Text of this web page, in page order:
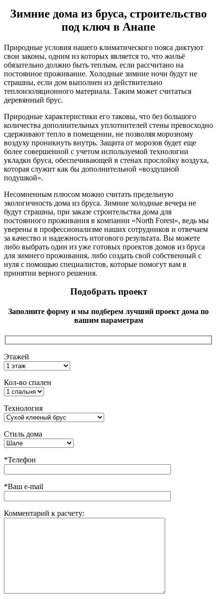
Зимние дома из бруса, строительство
под ключ в Анапе
Природные условия нашего климатического пояса диктуют
свои законы, одним из которых является то, что жильё
обязательно должно быть теплым, если рассчитано на
постоянное проживание. Холодные зимние ночи будут не
страшны, если дом выполнен из действительно
теплоизоляционного материала. Таким может считаться
деревянный брус.
Природные характеристики его таковы, что без большого
количества дополнительных уплотнителей стены превосходно
сдерживают тепло в помещении, не позволяя морозному
воздуху проникнуть внутрь. Защита от морозов будет еще
более совершенной с учетом используемой технологии
укладки бруса, обеспечивающей в стенах прослойку воздуха,
которая служит как бы дополнительной «воздушной
подушкой».
Несомненным плюсом можно считать предельную
экологичность дома из бруса. Зимние холодные вечера не
будут страшны, при заказе строительства дома для
постоянного проживания в компании «North Forest», ведь мы
уверены в профессионализме наших сотрудников и отвечаем
за качество и надежность итогового результата. Вы можете
либо выбрать один из уже готовых проектов домов из бруса
для зимнего проживания, либо создать свой собственный с
нуля с помощью специалистов, которые помогут вам в
принятии верного решения.
Подобрать проект
Заполните форму и мы подберем лучший проект дома по
вашим параметрам
Этажей
Кол-во спален
Технология
Стиль дома
*Телефон
*Ваш e-mail
Комментарий к расчету: